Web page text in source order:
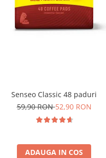
Senseo Classic 48 paduri
59,90 RON52,90 RON
ADAUGA IN COS